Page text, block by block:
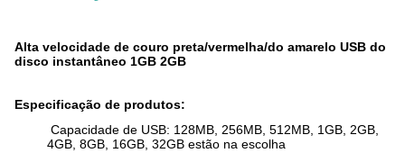
Alta velocidade de couro preta/vermelha/do amarelo USB do
disco instantâneo 1GB 2GB
Especificação de produtos:
Capacidade de USB: 128MB, 256MB, 512MB, 1GB, 2GB,
4GB, 8GB, 16GB, 32GB estão na escolha